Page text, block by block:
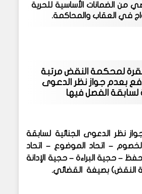
من الضمانات الأساسية للحرية
في العقاب والمحاكمة.
لمحكمة النقض مرتبة
بعدم جواز نظر الدعوى
لسابقة الفصل فيها
نظر الدعوى الجنائية لسابقة
– اتحاد الموضوع – اتحاد
– حجية البراءة – حجية الإدانة
النقض) بصيغة القضائي.